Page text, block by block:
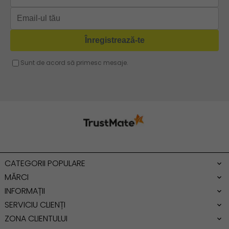
Geanta tip sac
Geanta umar dama casual
Geanta voiaj
Genti dama office
Geanta de umar
Geanta gri
Geanta fucsia
CATEGORII POPULARE
MĂRCI
INFORMAȚII
SERVICIU CLIENȚI
ZONA CLIENTULUI